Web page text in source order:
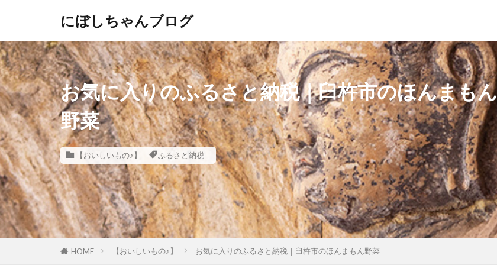
にぼしちゃんブログ
お気に入りのふるさと納税｜臼杵市のほんまもん
野菜
【おいしいもの♪】 ふるさと納税
HOME 【おいしいもの♪】 お気に入りのふるさと納税｜臼杵市のほんまもん野菜